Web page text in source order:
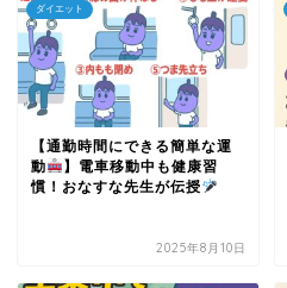
ダイエット
【通勤時間にできる簡単な運
動
】電車移動中も健康習
慣！おなすな先生が伝授
2025年8月10日